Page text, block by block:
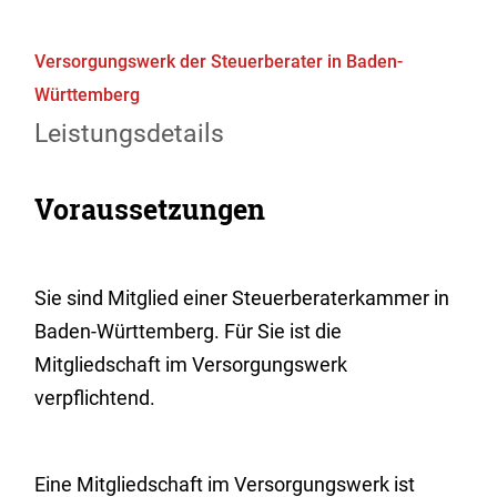
Versorgungswerk der Steuerberater in Baden-
Württemberg
Leistungsdetails
Voraussetzungen
Sie sind Mitglied einer Steuerberaterkammer in
Baden-Württemberg. Für Sie ist die
Mitgliedschaft im Versorgungswerk
verpflichtend.
Eine Mitgliedschaft im Versorgungswerk ist